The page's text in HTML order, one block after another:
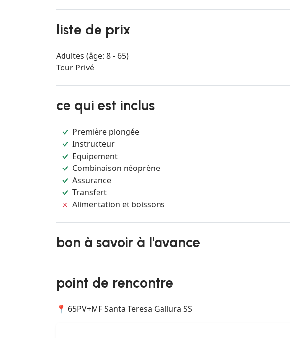
liste de prix
Adultes (âge: 8 - 65)
Tour Privé
ce qui est inclus
Première plongée
Instructeur
Equipement
Combinaison néoprène
Assurance
Transfert
Alimentation et boissons
bon à savoir à l'avance
point de rencontre
📍 65PV+MF Santa Teresa Gallura SS